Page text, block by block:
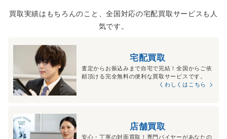
買取実績はもちろんのこと、全国対応の宅配買取サービスも人
気です。
宅配買取
査定からお振込みまで自宅で完結！全国からご依
頼頂ける完全無料の便利な買取サービスです。
くわしくはこちら
店舗買取
安心・丁寧の対面買取！専門バイヤーがあなたの